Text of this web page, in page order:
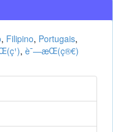
, Filipino, Portugais,
, è¯—æ­Œ(ç®€)